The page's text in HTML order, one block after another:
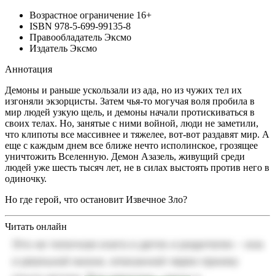
Возрастное ограничение 16+
ISBN 978-5-699-99135-8
Правообладатель Эксмо
Издатель Эксмо
Аннотация
Демоны и раньше ускользали из ада, но из чужих тел их
изгоняли экзорцисты. Затем чья-то могучая воля пробила в
мир людей узкую щель, и демоны начали протискиваться в
своих телах. Но, занятые с ними войной, люди не заметили,
что клипоты все массивнее и тяжелее, вот-вот раздавят мир. А
еще с каждым днем все ближе нечто исполинское, грозящее
уничтожить Вселенную. Демон Азазель, живущий среди
людей уже шесть тысяч лет, не в силах выстоять против него в
одиночку.
Но где герой, что остановит Извечное Зло?
Читать онлайн